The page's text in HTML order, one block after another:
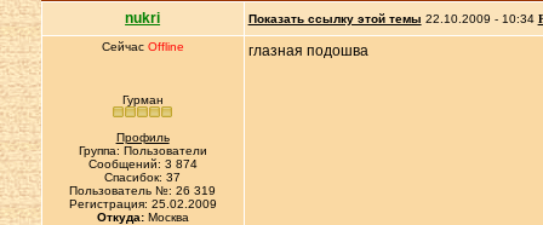
nukri Показать ссылку этой темы 22.10.2009 - 10:34
Сейчас Offline
Гурман
Профиль
Группа: Пользователи
Сообщений: 3 874
Спасибок: 37
Пользователь №: 26 319
Регистрация: 25.02.2009
Откуда:Москва
глазная подошва